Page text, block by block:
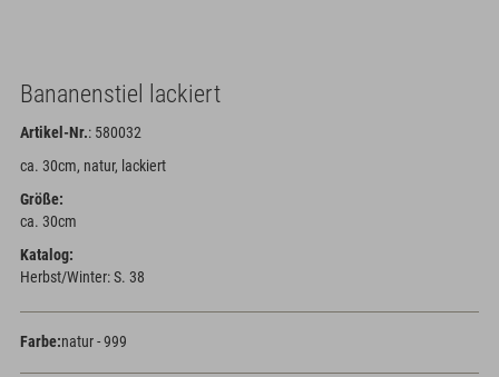
Bananenstiel lackiert
Artikel-Nr.: 580032
ca. 30cm, natur, lackiert
Größe:
ca. 30cm
Katalog:
Herbst/Winter: S. 38
Farbe:natur - 999